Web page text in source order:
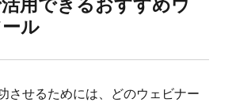
ル
させるためには、どのウェビナー